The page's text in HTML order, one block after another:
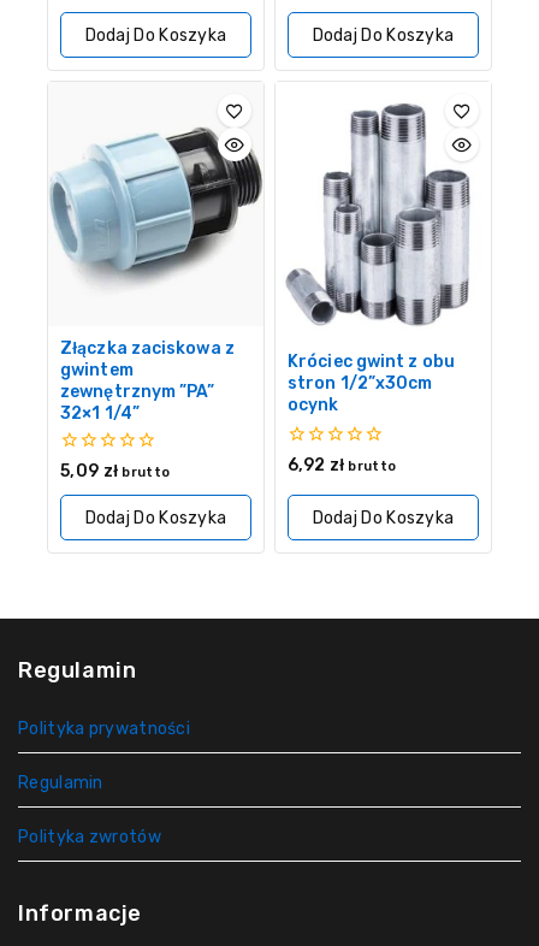
5
Dodaj Do Koszyka
5
Dodaj Do Koszyka
Złączka zaciskowa z
gwintem
zewnętrznym ”PA”
32×1 1/4”
0
5
5,09 zł brutto
Dodaj Do Koszyka
Króciec gwint z obu
stron 1/2”x30cm
ocynk
0
5
6,92 zł brutto
Dodaj Do Koszyka
Regulamin
Polityka prywatności
Regulamin
Polityka zwrotów
Informacje